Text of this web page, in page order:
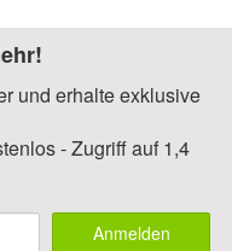
und erhalte exklusive
- Zugriff auf 1,4
Anmelden